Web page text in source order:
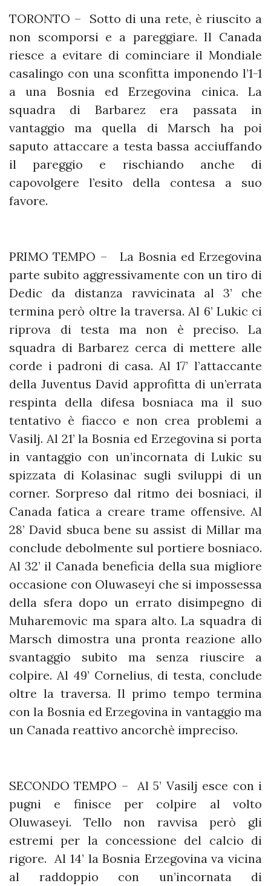
TORONTO – Sotto di una rete, è riuscito a
non scomporsi e a pareggiare. Il Canada
riesce a evitare di cominciare il Mondiale
casalingo con una sconfitta imponendo l’1-1
a una Bosnia ed Erzegovina cinica. La
squadra di Barbarez era passata in
vantaggio ma quella di Marsch ha poi
saputo attaccare a testa bassa acciuffando
il pareggio e rischiando anche di
capovolgere l’esito della contesa a suo
favore.
PRIMO TEMPO – La Bosnia ed Erzegovina
parte subito aggressivamente con un tiro di
Dedic da distanza ravvicinata al 3’ che
termina però oltre la traversa. Al 6’ Lukic ci
riprova di testa ma non è preciso. La
squadra di Barbarez cerca di mettere alle
corde i padroni di casa. Al 17’ l’attaccante
della Juventus David approfitta di un’errata
respinta della difesa bosniaca ma il suo
tentativo è fiacco e non crea problemi a
Vasilj. Al 21’ la Bosnia ed Erzegovina si porta
in vantaggio con un’incornata di Lukic su
spizzata di Kolasinac sugli sviluppi di un
corner. Sorpreso dal ritmo dei bosniaci, il
Canada fatica a creare trame offensive. Al
28’ David sbuca bene su assist di Millar ma
conclude debolmente sul portiere bosniaco.
Al 32’ il Canada beneficia della sua migliore
occasione con Oluwaseyi che si impossessa
della sfera dopo un errato disimpegno di
Muharemovic ma spara alto. La squadra di
Marsch dimostra una pronta reazione allo
svantaggio subito ma senza riuscire a
colpire. Al 49’ Cornelius, di testa, conclude
oltre la traversa. Il primo tempo termina
con la Bosnia ed Erzegovina in vantaggio ma
un Canada reattivo ancorchè impreciso.
SECONDO TEMPO – Al 5’ Vasilj esce con i
pugni e finisce per colpire al volto
Oluwaseyi. Tello non ravvisa però gli
estremi per la concessione del calcio di
rigore. Al 14’ la Bosnia Erzegovina va vicina
al raddoppio con un’incornata di